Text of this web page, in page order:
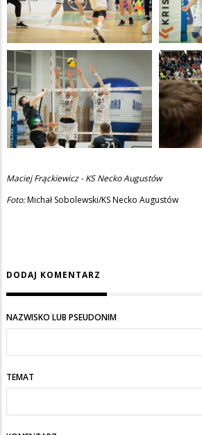
Maciej Frąckiewicz - KS Necko Augustów
Foto:Michał Sobolewski/KS Necko Augustów
DODAJ KOMENTARZ
NAZWISKO LUB PSEUDONIM
TEMAT